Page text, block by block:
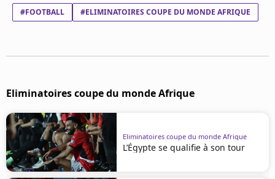
#FOOTBALL #ELIMINATOIRES COUPE DU MONDE AFRIQUE
Eliminatoires coupe du monde Afrique
Eliminatoires coupe du monde Afrique
L’Égypte se qualifie à son tour